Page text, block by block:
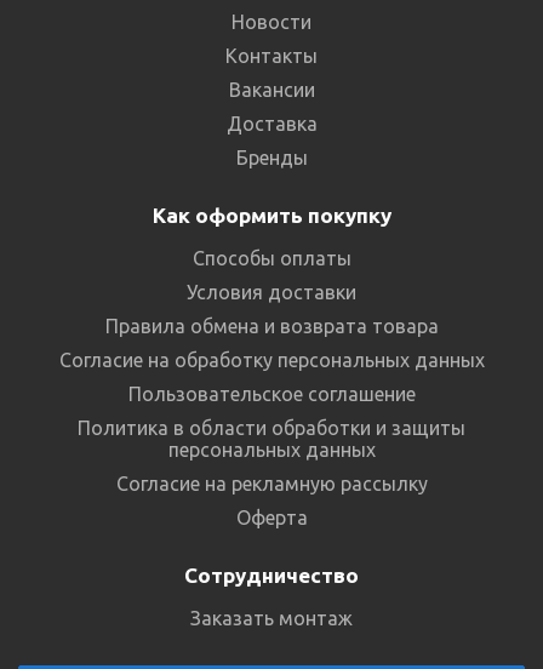
Новости
Контакты
Вакансии
Доставка
Бренды
Как оформить покупку
Способы оплаты
Условия доставки
Правила обмена и возврата товара
Согласие на обработку персональных данных
Пользовательское соглашение
Политика в области обработки и защиты
персональных данных
Согласие на рекламную рассылку
Оферта
Сотрудничество
Заказать монтаж